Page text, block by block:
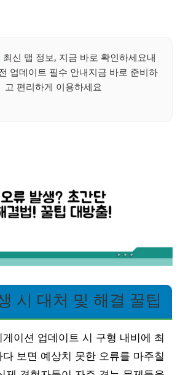
최신 맵 정보, 지금 바로 확인하세요내
업데이트 필수 안내지금 바로 준비하
고 편리하게 이용하세요
시 대처 및 해결 꿀팁
이션 업데이트 시 구형 내비에 최
보면 예상치 못한 오류를 마주칠